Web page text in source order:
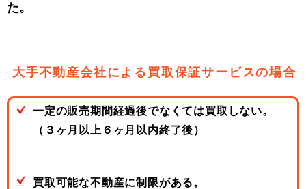
た。
⼤⼿不動産会社による買取保証サービスの場合
⼀定の販売期間経過後でなくては買取しない。
（３ヶ⽉以上６ヶ⽉以内終了後）
買取可能な不動産に制限がある。